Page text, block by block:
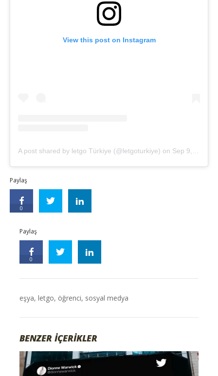
View this post on Instagram
A post shared by letgo Türkiye (@letgoturkiye) on Sep 9, 2018 at 7:14am PDT
Paylaş
0
Paylaş
0
eşya,letgo, öğrenci, sosyal medya
BENZER İÇERİKLER